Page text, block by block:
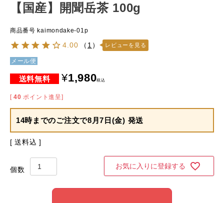
【国産】開聞岳茶 100g
商品番号 kaimondake-01p
4.00 （ 1 ） レビューを見る
メール便
¥1,980税込
[ 40 ポイント進呈]
14時までのご注文で8月7日(金) 発送
送料込
お気に入りに登録する